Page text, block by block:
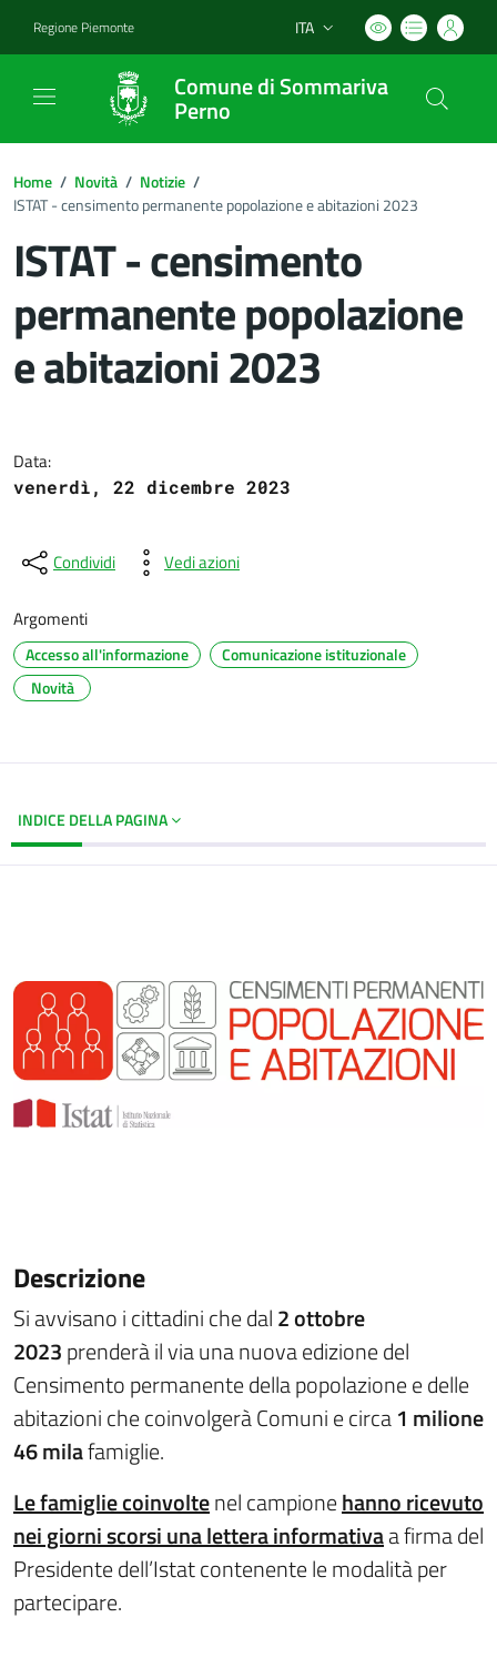
Regione Piemonte Lingua attiva:
ITA
Comune di Sommariva
Perno
Home / Novità / Notizie /
ISTAT - censimento permanente popolazione e abitazioni 2023
ISTAT - censimento
permanente popolazione
e abitazioni 2023
Data:
venerdì, 22 dicembre 2023
Condividi Vedi azioni
Argomenti
Accesso all'informazione
Comunicazione istituzionale
Novità
INDICE DELLA PAGINA
Descrizione
Si avvisano i cittadini che dal2 ottobre
2023prenderà il via una nuova edizione del
Censimento permanente della popolazione e delle
abitazioni che coinvolgerà Comuni e circa1 milione
46 milafamiglie.
Le famiglie coinvoltenel campionehanno ricevuto
nei giorni scorsi una lettera informativaa firma del
Presidente dell’Istat contenente le modalità per
partecipare.